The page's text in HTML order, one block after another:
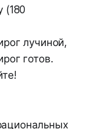
(180
лучиной,
готов.